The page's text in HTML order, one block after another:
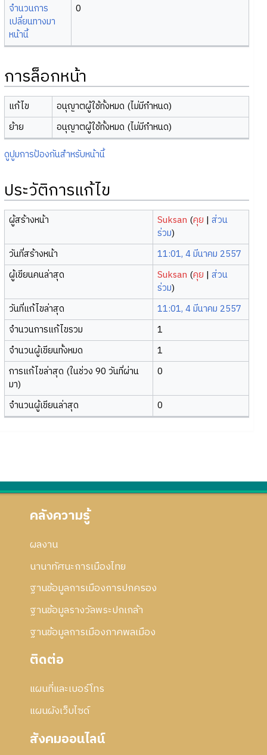
จำนวนการ
เปลี่ยนทางมา
หน้านี้
0
การล็อกหน้า
แก้ไข
อนุญาตผู้ใช้ทั้งหมด (ไม่มีกำหนด)
ย้าย
อนุญาตผู้ใช้ทั้งหมด (ไม่มีกำหนด)
ดูปูมการป้องกันสำหรับหน้านี้
ประวัติการแก้ไข
ผู้สร้างหน้า Suksan (คุย |ส่วน
ร่วม)
วันที่สร้างหน้า
11:01, 4 มีนาคม 2557
ผู้เขียนคนล่าสุด
Suksan (คุย |ส่วน
ร่วม)
วันที่แก้ไขล่าสุด
11:01, 4 มีนาคม 2557
จำนวนการแก้ไขรวม
1
จำนวนผู้เขียนทั้งหมด
1
การแก้ไขล่าสุด (ในช่วง 90 วันที่ผ่าน
มา)
0
จำนวนผู้เขียนล่าสุด 0
คลังความรู้
ผลงาน
นานาทัศนะการเมืองไทย
ฐานข้อมูลการเมืองการปกครอง
ฐานข้อมูลรางวัลพระปกเกล้า
ฐานข้อมูลการเมืองภาคพลเมือง
ติดต่อ
แผนที่และเบอร์โทร
แผนผังเว็บไซด์
สังคมออนไลน์